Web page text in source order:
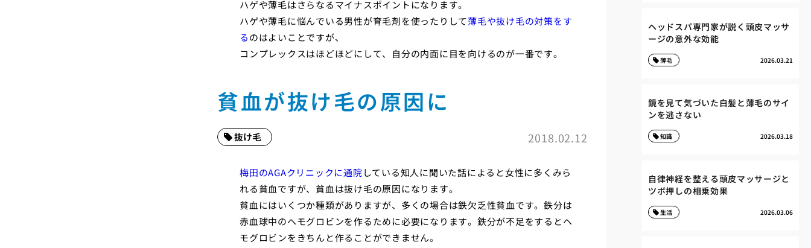
ハゲや薄毛はさらなるマイナスポイントになります。
ハゲや薄毛に悩んでいる男性が育毛剤を使ったりして薄毛や抜け毛の対策をす
るのはよいことですが、
コンプレックスはほどほどにして、自分の内面に目を向けるのが一番です。
貧血が抜け毛の原因に
2018.02.12
抜け毛
梅田のAGAクリニックに通院している知人に聞いた話によると女性に多くみら
れる貧血ですが、貧血は抜け毛の原因になります。
貧血にはいくつか種類がありますが、多くの場合は鉄欠乏性貧血です。鉄分は
赤血球中のヘモグロビンを作るために必要になります。鉄分が不足をするとヘ
モグロビンをきちんと作ることができません。
ヘッドスパ専門家が説く頭皮マッサ
ージの意外な効能
2026.03.21
薄毛
鏡を見て気づいた白髪と薄毛のサイ
ンを逃さない
2026.03.18
知識
自律神経を整える頭皮マッサージと
ツボ押しの相乗効果
2026.03.06
生活